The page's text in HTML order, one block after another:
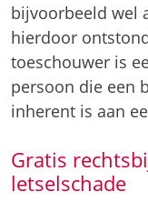
bijvoorbeeld wel
hierdoor
toeschouwer is
persoon die een
inherent is aan
Gratis
letselschade